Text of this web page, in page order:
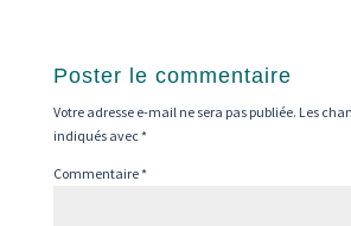
Poster le commentaire
Votre adresse e-mail ne sera pas publiée. Les
indiqués avec*
Commentaire*